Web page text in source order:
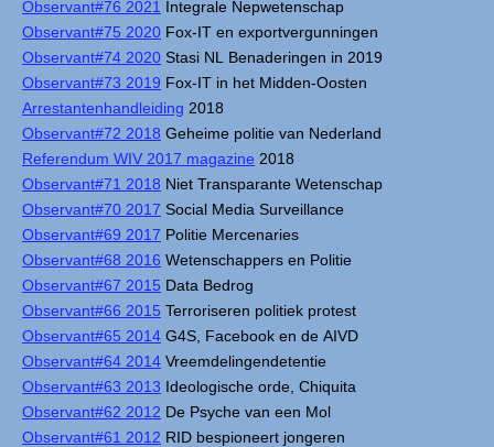
Observant#76 2021 Integrale Nepwetenschap
Observant#75 2020 Fox-IT en exportvergunningen
Observant#74 2020 Stasi NL Benaderingen in 2019
Observant#73 2019 Fox-IT in het Midden-Oosten
Arrestantenhandleiding 2018
Observant#72 2018 Geheime politie van Nederland
Referendum WIV 2017 magazine 2018
Observant#71 2018 Niet Transparante Wetenschap
Observant#70 2017 Social Media Surveillance
Observant#69 2017 Politie Mercenaries
Observant#68 2016 Wetenschappers en Politie
Observant#67 2015 Data Bedrog
Observant#66 2015 Terroriseren politiek protest
Observant#65 2014 G4S, Facebook en de AIVD
Observant#64 2014 Vreemdelingendetentie
Observant#63 2013 Ideologische orde, Chiquita
Observant#62 2012 De Psyche van een Mol
Observant#61 2012 RID bespioneert jongeren